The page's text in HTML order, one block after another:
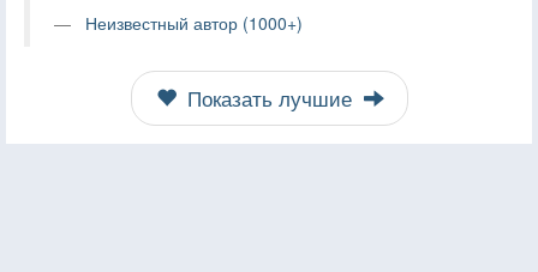
Неизвестный автор (1000+)
Показать лучшие